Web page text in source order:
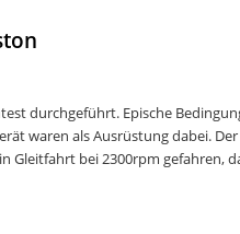
durchgeführt. Epische
waren als Ausrüstung dabei.
Gleitfahrt bei 2300rpm gefahren,